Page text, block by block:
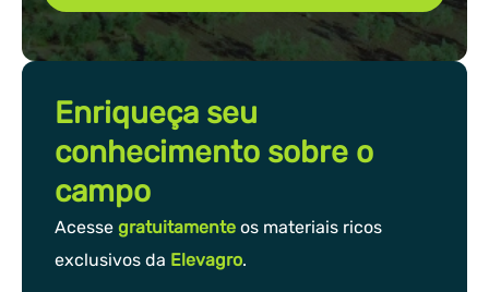
Enriqueça seu
conhecimento sobre o
campo
Acesse gratuitamente os materiais ricos
exclusivos da Elevagro.